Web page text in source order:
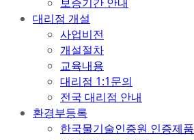
대리점 개설
사업비전
개설절차
교육내용
대리점 1:1문의
전국 대리점 안내
환경부등록
한국물기술인증원 인증제품